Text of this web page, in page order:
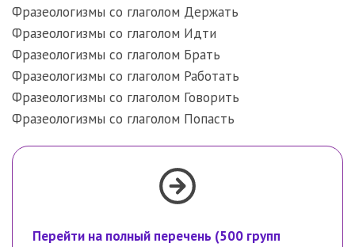
Фразеологизмы со глаголом Держать
Фразеологизмы со глаголом Идти
Фразеологизмы со глаголом Брать
Фразеологизмы со глаголом Работать
Фразеологизмы со глаголом Говорить
Фразеологизмы со глаголом Попасть
Перейти на полный перечень (500 групп